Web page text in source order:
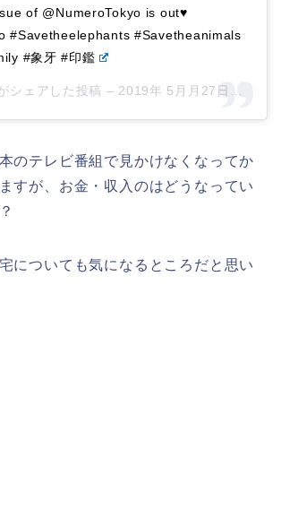
of @NumeroTokyo is out♥️
#Savetheelephants #Savetheanimals
#象牙 #印鑑
シェアした投稿 – 2019年 5月月27日午後4時03分PDT
のテレビ番組で見かけなくなってか
すが、お金・収入のはどうなってい
についても気になるところだと思い